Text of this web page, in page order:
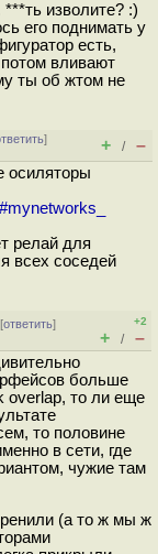
изволите? :)
его поднимать у
есть,
вливают
ты об жтом не
]
+ / –
осиляторы
релай для
всех соседей
ответить]
+2
+ / –
больше
overlap, то ли еще
то половине
в сети, где
чужие там
(а то ж мы ж